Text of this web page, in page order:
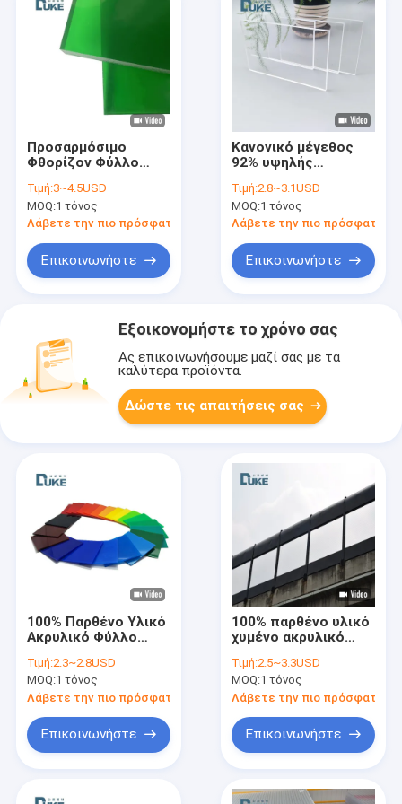
Προσαρμόσιμο
Φθορίζον Φύλλο
Ποιότητας Ακρυλικό
Πάνελ για Φωτεινά
Κουτιά Διαφήμισης
Τιμή:3~4.5USD
MOQ:1 τόνος
Λάβετε την πιο πρόσφατη τιμή
Επικοινωνήστε
Κανονικό μέγεθος
92% υψηλής
Διαφανές
πλαξίγλασμο με
εξειδικευμένη
λέιζερ για οθόνη
Τιμή:2.8~3.1USD
MOQ:1 τόνος
Λάβετε την πιο πρόσφατη
Επικοινωνήστε
Εξοικονομήστε το χρόνο σας
Ας επικοινωνήσουμε μαζί σας με τα
καλύτερα προϊόντα.
Δώστε τις απαιτήσεις σας
100% Παρθένο Υλικό
Ακρυλικό Φύλλο
Προσαρμοσμένου
Χρώματος Κοπή
Ακριβείας για
Υγειονομικά Είδη
Μπανιέρας
Τιμή:2.3~2.8USD
MOQ:1 τόνος
Λάβετε την πιο πρόσφατη τιμή
Επικοινωνήστε
100% παρθένο υλικό
χυμένο ακρυλικό
mm πάχος ανθεκτικό
πάνελ για εξωτερικό
φραγμό ήχου /
θορύβου
Τιμή:2.5~3.3USD
MOQ:1 τόνος
Λάβετε την πιο πρόσφατη
Επικοινωνήστε